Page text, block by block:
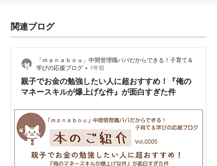
関連ブログ
「ｍａｎａｂｏｕ」中間管理職パパだからできる！子育て＆
学びの応援ブログ • 1年前
親子でお金の勉強したい人に超おすすめ！『俺の
マネースキルが爆上げな件』が面白すぎた件